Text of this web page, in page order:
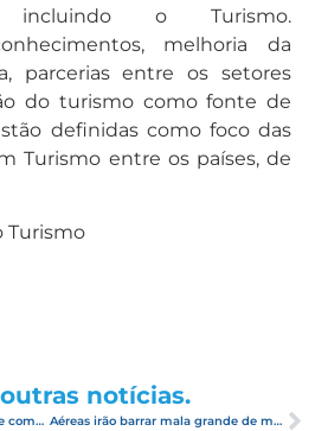
incluindo o Turismo.
melhoria da
parcerias entre os setores
do turismo como fonte de
definidas como foco das
Turismo entre os países, de
Turismo
notícias.
Adiada votação de MP que abre companhias aéreas a capital estrangeiro Aéreas irão barrar mala grande de mão a bordo; saiba peso e tamanho permitidos